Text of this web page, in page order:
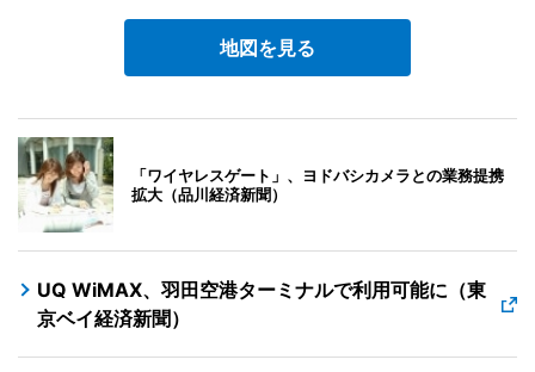
地図を見る
「ワイヤレスゲート」、ヨドバシカメラとの業務提携
拡大（品川経済新聞）
UQ WiMAX、羽田空港ターミナルで利用可能に（東
京ベイ経済新聞）